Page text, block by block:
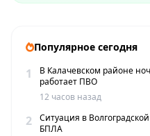
Популярное сегодня
1
В Калачевском районе
работает ПВО
12 часов назад
2
Ситуация в
БПЛА